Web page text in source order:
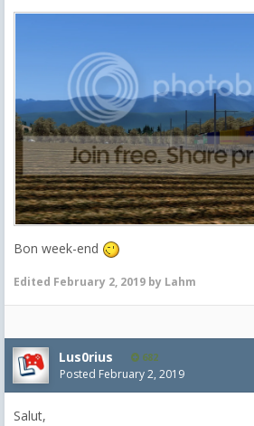
Bon week-end
Edited February 2, 2019 by Lahm
Lus0rius 682
Posted February 2, 2019
Salut,